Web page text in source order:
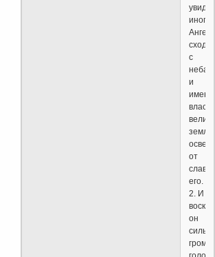
иного
с
неба
и
власть
земля
от
славы
его.
2. И
он